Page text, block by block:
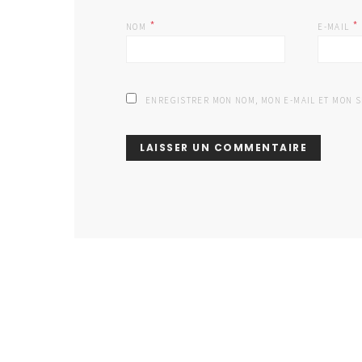
NOM * E-MAIL *
ENREGISTRER MON NOM, MON E-MAIL ET MON